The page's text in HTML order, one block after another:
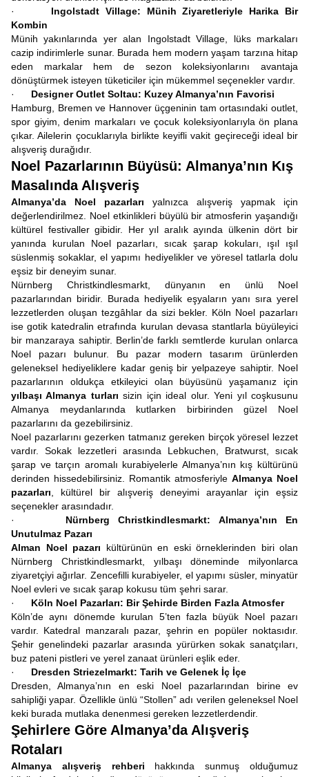
· Ingolstadt Village: Münih Ziyaretleriyle Harika Bir
Kombin
Münih yakınlarında yer alan Ingolstadt Village, lüks markaları
cazip indirimlerle sunar. Burada hem modern yaşam tarzına hitap
eden markalar hem de sezon koleksiyonlarını avantaja
dönüştürmek isteyen tüketiciler için mükemmel seçenekler vardır.
· Designer Outlet Soltau: Kuzey Almanya’nın Favorisi
Hamburg, Bremen ve Hannover üçgeninin tam ortasındaki outlet,
spor giyim, denim markaları ve çocuk koleksiyonlarıyla ön plana
çıkar. Ailelerin çocuklarıyla birlikte keyifli vakit geçireceği ideal bir
alışveriş durağıdır.
Noel Pazarlarının Büyüsü: Almanya’nın Kış
Masalında Alışveriş
Almanya’da Noel pazarları yalnızca alışveriş yapmak için
değerlendirilmez. Noel etkinlikleri büyülü bir atmosferin yaşandığı
kültürel festivaller gibidir. Her yıl aralık ayında ülkenin dört bir
yanında kurulan Noel pazarları, sıcak şarap kokuları, ışıl ışıl
süslenmiş sokaklar, el yapımı hediyelikler ve yöresel tatlarla dolu
eşsiz bir deneyim sunar.
Nürnberg Christkindlesmarkt, dünyanın en ünlü Noel
pazarlarından biridir. Burada hediyelik eşyaların yanı sıra yerel
lezzetlerden oluşan tezgâhlar da sizi bekler. Köln Noel pazarları
ise gotik katedralin etrafında kurulan devasa stantlarla büyüleyici
bir manzaraya sahiptir. Berlin’de farklı semtlerde kurulan onlarca
Noel pazarı bulunur. Bu pazar modern tasarım ürünlerden
geleneksel hediyeliklere kadar geniş bir yelpazeye sahiptir. Noel
pazarlarının oldukça etkileyici olan büyüsünü yaşamanız için
yılbaşı Almanya turları sizin için ideal olur. Yeni yıl coşkusunu
Almanya meydanlarında kutlarken birbirinden güzel Noel
pazarlarını da gezebilirsiniz.
Noel pazarlarını gezerken tatmanız gereken birçok yöresel lezzet
vardır. Sokak lezzetleri arasında Lebkuchen, Bratwurst, sıcak
şarap ve tarçın aromalı kurabiyelerle Almanya’nın kış kültürünü
derinden hissedebilirsiniz. Romantik atmosferiyle Almanya Noel
pazarları , kültürel bir alışveriş deneyimi arayanlar için eşsiz
seçenekler arasındadır.
· Nürnberg Christkindlesmarkt: Almanya’nın En
Unutulmaz Pazarı
Alman Noel pazarı kültürünün en eski örneklerinden biri olan
Nürnberg Christkindlesmarkt, yılbaşı döneminde milyonlarca
ziyaretçiyi ağırlar. Zencefilli kurabiyeler, el yapımı süsler, minyatür
Noel evleri ve sıcak şarap kokusu tüm şehri sarar.
· Köln Noel Pazarları: Bir Şehirde Birden Fazla Atmosfer
Köln’de aynı dönemde kurulan 5’ten fazla büyük Noel pazarı
vardır. Katedral manzaralı pazar, şehrin en popüler noktasıdır.
Şehir genelindeki pazarlar arasında yürürken sokak sanatçıları,
buz pateni pistleri ve yerel zanaat ürünleri eşlik eder.
· Dresden Striezelmarkt: Tarih ve Gelenek İç İçe
Dresden, Almanya’nın en eski Noel pazarlarından birine ev
sahipliği yapar. Özellikle ünlü “Stollen” adı verilen geleneksel Noel
keki burada mutlaka denenmesi gereken lezzetlerdendir.
Şehirlere Göre Almanya’da Alışveriş
Rotaları
Almanya alışveriş rehberi hakkında sunmuş olduğumuz